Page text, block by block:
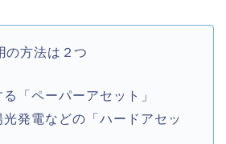
の方法は２つ
「ペーパーアセット」
発電などの「ハードアセッ